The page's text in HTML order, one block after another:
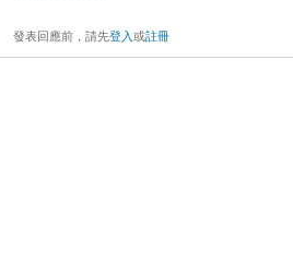
發表回應前，請先登入或註冊